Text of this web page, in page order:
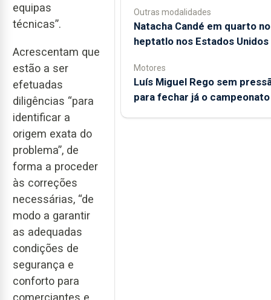
equipas
técnicas”.
Acrescentam que
estão a ser
efetuadas
diligências “para
identificar a
origem exata do
problema”, de
forma a proceder
às correções
necessárias, “de
modo a garantir
as adequadas
condições de
segurança e
conforto para
comerciantes e
Outras modalidades
Natacha Candé em quarto no
heptatlo nos Estados Unidos
Motores
Luís Miguel Rego sem
para fechar já o campeonato